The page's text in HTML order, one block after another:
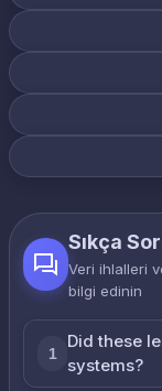
Sıkça
Veri ihlalleri
bilgi edinin
1
Did these
systems?